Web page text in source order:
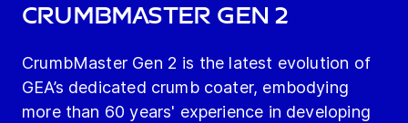
CrumbMaster Gen 2
CrumbMaster Gen 2 is the latest evolution of
GEA’s dedicated crumb coater, embodying
more than 60 years' experience in developing